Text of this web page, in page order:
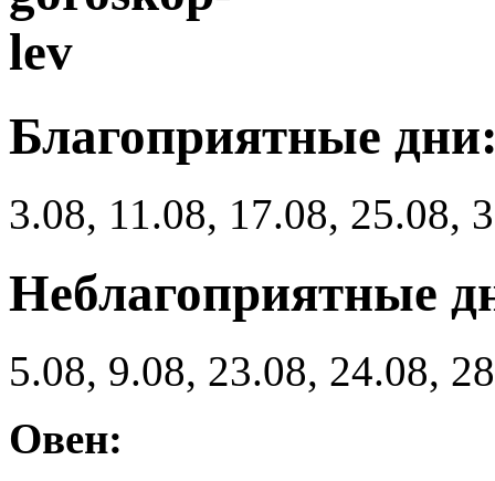
Благоприятные
3.08, 11.08, 17.08, 25.08,
Неблагоприятные
5.08, 9.08, 23.08, 24.08,
Овен: